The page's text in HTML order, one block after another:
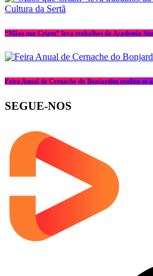
“Mãos que Criam” leva trabalhos da Academia
Feira Anual de Cernache do Bonjardim realiza-se
SEGUE-NOS